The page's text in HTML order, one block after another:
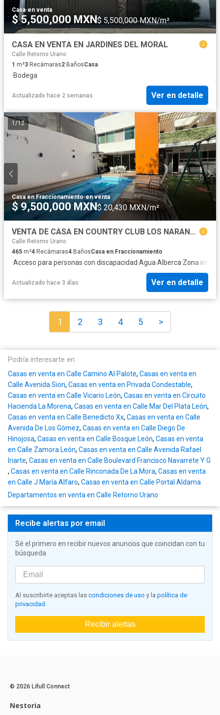
Casa·en venta
$ 5,500,000 MXN $ 5,500,000 MXN/m²
CASA EN VENTA EN JARDINES DEL MORAL
Calle Retorno Urano
1 m²3 Recámaras2 BañosCasa
·Bodega
Actualizado hace 2 semanas Ver en detalle
1 /12
Casa en Fraccionamiento·en venta
$ 9,500,000 MXN$ 20,430 MXN/m²
VENTA DE CASA EN COUNTRY CLUB LOS NARANJOS CON ALBERCA
Calle Retorno Urano
465 m²4 Recámaras4 BañosCasa en Fraccionamiento
·Acceso para personas con discapacidad·Agua·Alberca·Zona
Actualizado hace 3 días Ver en detalle
1 2 3 4 5 >
Podría interesarte en
Casas en venta en Calle Camino Al Palote, Casas en venta en
Calle Avenida Sion, Casas en venta en Privada Condestable,
Casas en venta en Calle Vicario León, Casas en venta en Circuito
Hacienda La Morena, Casas en venta en Calle Mar Del Plata León,
Casas en venta en Calle Benedicto Xx, Casas en venta en Calle
Avenida De Los Gómez, Casas en venta en Calle Diego De
Hinojosa, Casas en venta en Calle Bosque León, Casas en venta
en Calle Zamora León, Casas en venta en Calle Avenida Rafael
Iriarte, Casas en venta en Calle Boulevard Francisco Navarrete Y G
, Casas en venta en Calle Rinconada De La Mora, Casas en venta
en Calle J María Alfaro, Casas en venta en Calle Portal Aldama
Departamentos en venta en Calle Retorno Urano
Recibe alertas por email
Sé el primero en recibir nuevos anuncios que coincidan con tu
búsqueda
Al suscribirte aceptas las condiciones de uso y la política de
privacidad
Recibir alertas
© 2026 Lifull Connect
Nestoria